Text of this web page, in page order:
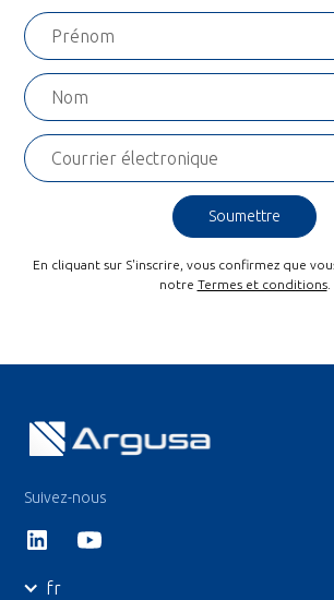
En cliquant sur S'inscrire, vous confirmez que
notre Termes et conditions.
Suivez-nous
fr